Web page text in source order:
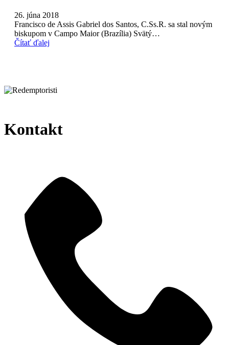
26. júna 2018
Francisco de Assis Gabriel dos Santos, C.Ss.R. sa stal novým
biskupom v Campo Maior (Brazília) Svätý…
Čítať ďalej
Kontakt